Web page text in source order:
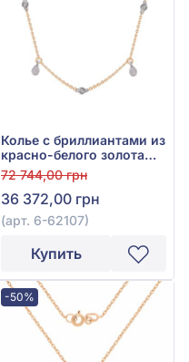
Колье с бриллиантами из
красно-белого золота
585°, Бриллиант 0,06ct,
арт. 6-62107
72 744,00 грн
36 372,00 грн
(арт. 6-62107)
Купить
-50%